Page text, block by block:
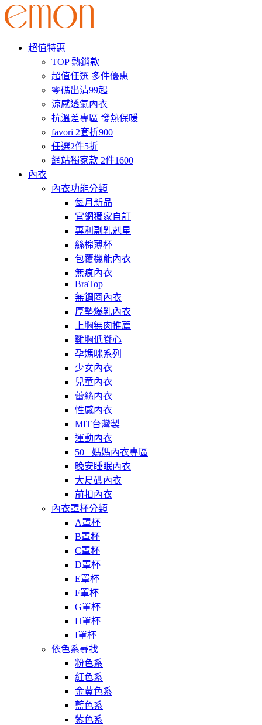
超值特惠
TOP 熱銷款
超值任選 多件優惠
零碼出清99起
涼感透氣內衣
抗溫差專區 發熱保暖
favori 2套折900
任選2件5折
網站獨家款 2件1600
內衣
內衣功能分類
每月新品
官網獨家自訂
專利副乳剋星
絲棉薄杯
包覆機能內衣
無痕內衣
BraTop
無鋼圈內衣
厚墊爆乳內衣
上胸無肉推薦
雞胸低脊心
孕媽咪系列
少女內衣
兒童內衣
蕾絲內衣
性感內衣
MIT台灣製
運動內衣
50+ 媽媽內衣專區
晚安睡眠內衣
大尺碼內衣
前扣內衣
內衣罩杯分類
A罩杯
B罩杯
C罩杯
D罩杯
E罩杯
F罩杯
G罩杯
H罩杯
I罩杯
依色系尋找
粉色系
紅色系
金黃色系
藍色系
紫色系